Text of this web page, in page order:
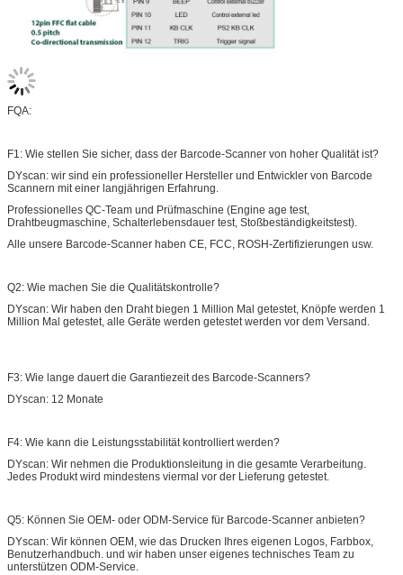
FQA:
F1: Wie stellen Sie sicher, dass der Barcode-Scanner von hoher Qualität ist?
DYscan: wir sind ein professioneller Hersteller und Entwickler von Barcode
Scannern mit einer langjährigen Erfahrung.
Professionelles QC-Team und Prüfmaschine (Engine age test,
Drahtbeugmaschine, Schalterlebensdauer test, Stoßbeständigkeitstest).
Alle unsere Barcode-Scanner haben CE, FCC, ROSH-Zertifizierungen usw.
Q2: Wie machen Sie die Qualitätskontrolle?
DYscan: Wir haben den Draht biegen 1 Million Mal getestet, Knöpfe werden 1
Million Mal getestet, alle Geräte werden getestet werden vor dem Versand.
F3: Wie lange dauert die Garantiezeit des Barcode-Scanners?
DYscan: 12 Monate
F4: Wie kann die Leistungsstabilität kontrolliert werden?
DYscan: Wir nehmen die Produktionsleitung in die gesamte Verarbeitung.
Jedes Produkt wird mindestens viermal vor der Lieferung getestet.
Q5: Können Sie OEM- oder ODM-Service für Barcode-Scanner anbieten?
DYscan: Wir können OEM, wie das Drucken Ihres eigenen Logos, Farbbox,
Benutzerhandbuch. und wir haben unser eigenes technisches Team zu
unterstützen ODM-Service.